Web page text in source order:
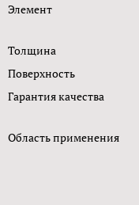
Элемент
Толщина
Поверхность
Гарантия качества
Область применения